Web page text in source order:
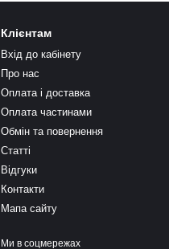
Клієнтам
Вхід до кабінету
Про нас
Оплата і доставка
Оплата частинами
Обмін та повернення
Статті
Відгуки
Контакти
Мапа сайту
Ми в соцмережах